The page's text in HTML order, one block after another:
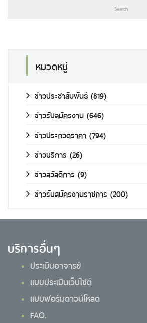
หมวดหมู่
ข่าวประชาสัมพันธ์ (819)
ข่าวรับสมัครงาน (646)
ข่าวประกวดราคา (794)
ข่าวบริการ (26)
ข่าวสวัสดิการ (9)
ข่าวรับสมัครงานราชการ (200)
บริการอื่นๆ
ประเมินอาจารย์
แบบประเมินเว็บไซต์
แบบฟอร์มดาวน์โหลด
FAQ.